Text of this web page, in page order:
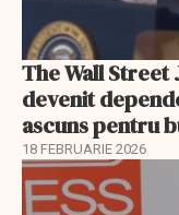
The Wall Street
devenit
ascuns pentru
18 FEBRUARIE 2026
EXCLUSIV